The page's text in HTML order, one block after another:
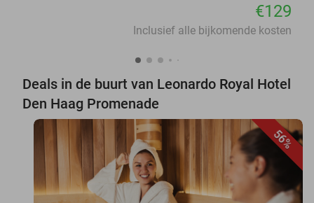
€129
Inclusief alle bijkomende kosten
Deals in de buurt van Leonardo Royal Hotel
Den Haag Promenade
56%